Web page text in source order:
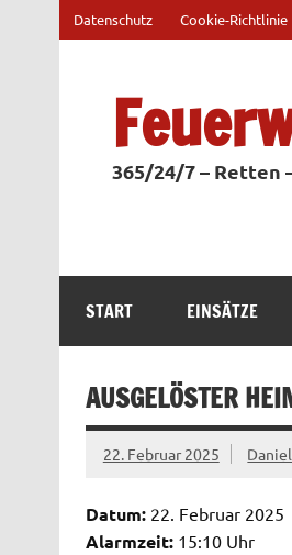
springen
Datenschutz Cookie-Richtlinie
365/24/7 – Retten
START EINSÄTZE
AUSGELÖSTER
22. Februar 2025
Datum:22. Februar 2025
Alarmzeit:15:10 Uhr